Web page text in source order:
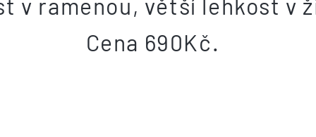
v ramenou, větší lehkost v
Cena 690Kč.